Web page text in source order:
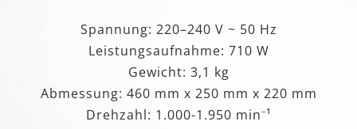
Spannung: 220–240 V ~ 50 Hz
Leistungsaufnahme: 710 W
Gewicht: 3,1 kg
Abmessung: 460 mm x 250 mm x 220 mm
Drehzahl: 1.000-1.950 min⁻¹